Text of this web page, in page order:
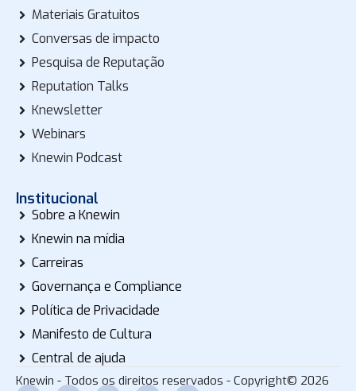
Materiais Gratuitos
Conversas de impacto
Pesquisa de Reputação
Reputation Talks
Knewsletter
Webinars
Knewin Podcast
Institucional
Sobre a Knewin
Knewin na mídia
Carreiras
Governança e Compliance
Política de Privacidade
Manifesto de Cultura
Central de ajuda
Knewin - Todos os direitos reservados - Copyright© 2026